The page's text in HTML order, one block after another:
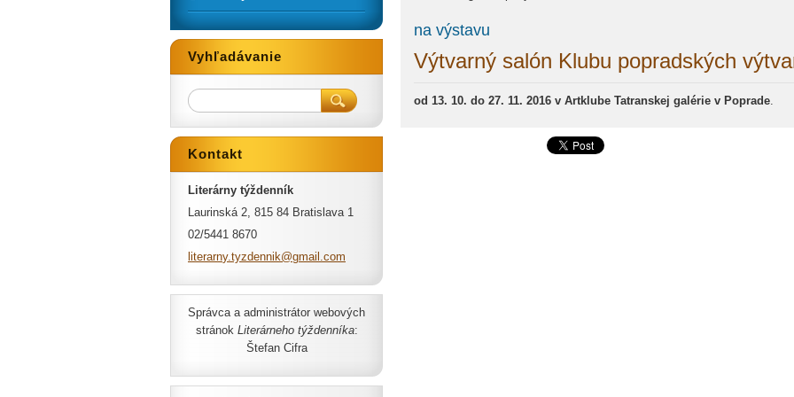
na výstavu
Výtvarný salón Klubu popradských
od 13. 10. do 27. 11. 2016 v Artklube Tatranskej galérie v Poprade.
Vyhľadávanie
Kontakt
Literárny týždenník
Laurinská 2, 815 84 Bratislava 1
02/5441 8670
literarny.tyzdennik@gmai l.com
Správca a administrátor webových
stránok Literárneho týždenníka:
Štefan Cifra